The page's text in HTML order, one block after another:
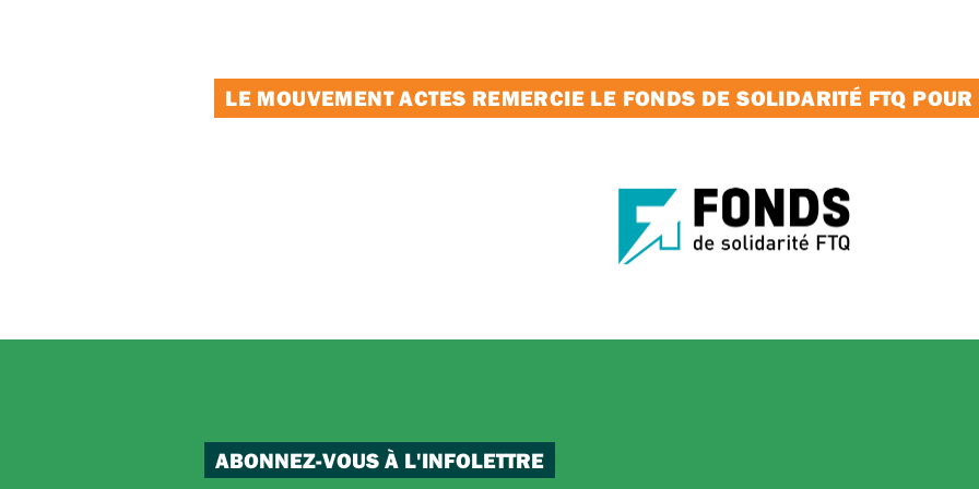
LE MOUVEMENT ACTES REMERCIE LE FONDS DE SOLIDARITÉ FTQ
ABONNEZ-VOUS À L'INFOLETTRE